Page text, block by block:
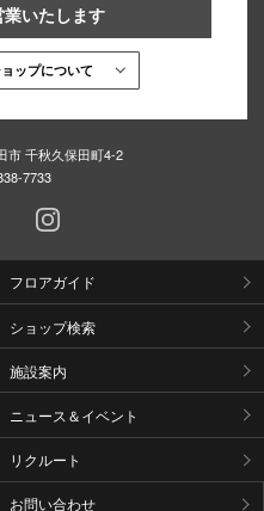
いたします
ップについて
市 千秋久保田町4-2
7733
フロアガイド
ショップ検索
施設案内
ニュース＆イベント
リクルート
お問い合わせ